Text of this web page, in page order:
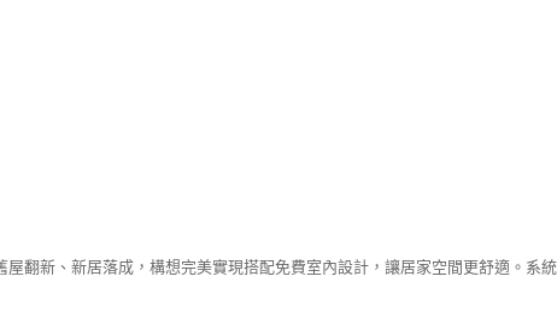
翻新、新居落成，構想完美實現搭配免費室內設計，讓居家空間更舒適。 系